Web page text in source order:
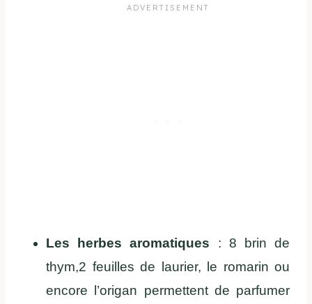
Les herbes aromatiques : 8 brin de
thym,2 feuilles de laurier, le romarin ou
encore l’origan permettent de parfumer